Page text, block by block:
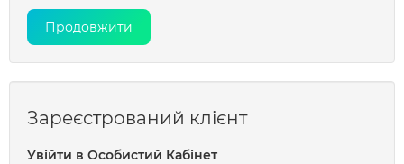
Продовжити
Зареєстрований клієнт
Увійти в Особистий Кабінет